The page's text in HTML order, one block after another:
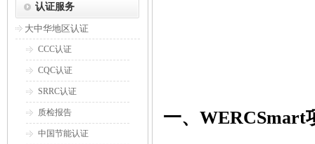
认证服务
大中华地区认证
CCC认证
CQC认证
SRRC认证
质检报告
中国节能认证
一、WERCSmart